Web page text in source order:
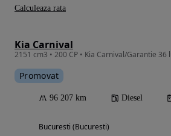
Kia Carnival
2151 cm3 • 200 CP • Kia Carnival/Garantie 36
Promovat
96 207 km Diesel
Bucuresti (Bucuresti)
Calculeaza rata